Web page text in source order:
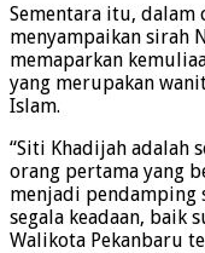
Sementara itu, dalam
menyampaikan sirah
memaparkan
yang merupakan
Islam.
“Siti Khadijah adalah
orang pertama yang
menjadi pendamping
segala keadaan, baik
Walikota Pekanbaru